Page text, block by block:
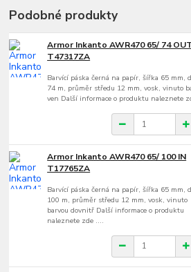
Podobné produkty
Armor Inkanto AWR470 65/ 74
T47317ZA
Barvící páska černá na papír, šířka 65 mm,
74 m, průměr středu 12 mm, vosk, vinuto
ven Další informace o produktu naleznete
Armor Inkanto AWR470 65/ 100 IN
T17765ZA
Barvící páska černá na papír, šířka 65 mm,
100 m, průměr středu 12 mm, vosk, vinuto
barvou dovnitř Další informace o produktu
naleznete zde ....